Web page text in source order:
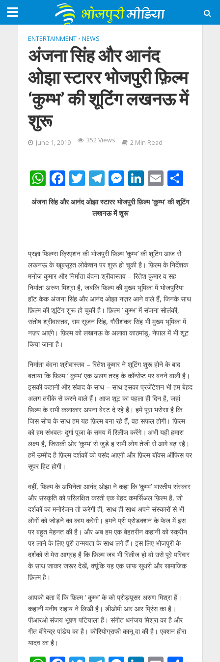
ENTERTAINMENT • NEWS
अंजना सिंह और आनंद
ओझा स्टारर भोजपुरी फ़िल्म
‘कुम्भ’ की शूटिंग लखनऊ में
शुरू
June 1, 2019 352 Views 2 Min Read
W
h
at
p
p
F
ac
e
o
k
T
w
itt
T
el
e
m
M
e
ss
g
er
Li
n
k
n
E
m
ai
S
h
ar
अंजना सिंह और आनंद ओझा स्टारर भोजपुरी फ़िल्म ‘कुम्भ’ की शूटिंग
लखनऊ में शुरू
प्रज्ञा फिल्म्स क्रिएशन की भोजपुरी फ़िल्म ‘कुम्भ’ की शूटिंग आज से
लखनऊ के खूबसूरत लोकेशन पर शुरू हो चुकी है। फ़िल्म के निर्देशक
मनोज कुमार और निर्माता वंदना श्रीवास्तव – रितेश कुमार व सह
निर्माता अरुण मिश्रा है, जबकि फ़िल्म की मुख्य भूमिका में भोजपुरिया
हॉट केक अंजना सिंह और आनंद ओझा नज़र आने वाले हैं, जिनके साथ
फ़िल्म की शूटिंग शुरू हो चुकी है। फ़िल्म ‘ कुम्भ’ में संजना सोलंकी,
संतोष श्रीवास्तव, राम सूजन सिंह, गौरीशंकर सिंह भी मुख्य भूमिका में
नज़र आएंगे। फ़िल्म को लखनऊ के अलावा काठमांडू, नेपाल में भी शूट
किया जाना है।
निर्माता वंदना श्रीवास्तव – रितेश कुमार ने शूटिंग शुरू होने के बाद
बताया कि फ़िल्म ‘ कुम्भ’ एक अलग तरह के कॉन्सेप्ट पर बनने वाली है।
इसकी कहानी और संवाद के साथ – साथ इसका प्रजेंटेशन भी हम बेहद
अलग तरीके से करने वाले हैं। आज शूट का पहला ही दिन है, जहां
फ़िल्म के सभी कलाकार अपना बेस्ट दे रहे हैं। हमें पूरा भरोसा है कि
जिस सोच के साथ हम यह फ़िल्म बना रहे हैं, वह सफल होगी। फ़िल्म
को हम संभवतः दुर्गा पूजा के समय में रिलीज करेंगे। अभी यही हमारा
लक्ष्य है, जिसकी ओर ‘कुम्भ’ से जुड़े ह सभी लोग तेजी से आगे बढ़ रहै।
हमें उम्मीद है फ़िल्म दर्शकों को पसंद आएगी और फ़िल्म बॉक्स ऑफिस पर
सुपर हिट होगी।
वहीं, फ़िल्म के अभिनेता आनंद ओझा ने कहा कि ‘कुम्भ’ भारतीय संस्कार
और संस्कृति को परिलक्षित करती एक बेहद कमर्सिअल फ़िल्म है, जो
दर्शकों का मनोरंजन तो करेगी ही, साथ ही साथ अपने संस्कारों से भी
लोगों को जोड़ने का काम करेगी। हमने प्री प्रोडक्शन के फेज में इस
पर बहुत मेहनत की है। और अब हम एक बेहतरीन कहानी को स्क्रीन
पर लाने के लिए पूरी तन्मयता के साथ लगे हैं। इस लिए भोजपुरी के
दर्शकों से मेरा आग्रह है कि फ़िल्म जब भी रिलीज हो वो उसे पूरे परिवार
के साथ जाकर जरूर देखें, क्यूंकि यह एक साफ सुथरी और सामाजिक
फ़िल्म है।
आपको बता दें कि फ़िल्म ‘ कुम्भ’ के को प्रोड्यूसर अरुण मिश्रा हैं।
कहानी मनीष सहाय ने लिखी है। डीओपी आर आर प्रिंस का है।
पीआरओ संजय भूषण पटियाला हैं। संगीत धनंजय मिश्रा का है और
गीत वीरेन्द्र पांडेय का है। कोरियोग्राफी कानू दा की है। एक्शन हीरा
यादव का है।